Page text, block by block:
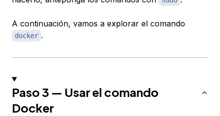
A continuación, vamos a explorar el comando
docker .
Paso 3 — Usar el comando
Docker